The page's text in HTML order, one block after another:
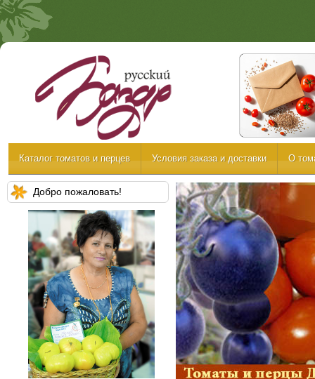
Каталог томатов и перцев Условия заказа и доставки О
Добро пожаловать!